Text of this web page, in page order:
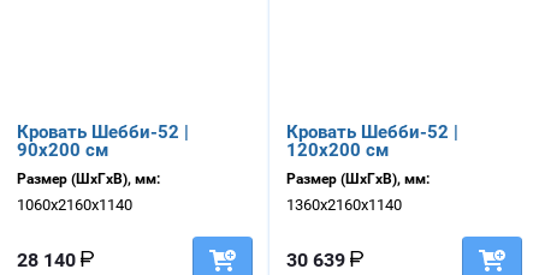
Кровать Шебби-52 |
90х200 см
Размер (ШхГхВ), мм:
1060х2160х1140
28 140
Кровать Шебби-52 |
120х200 см
Размер (ШхГхВ), мм:
1360х2160х1140
30 639